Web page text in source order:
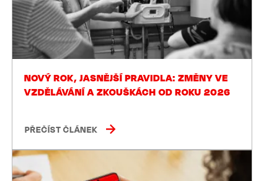
NOVÝ ROK, JASNĚJŠÍ PRAVIDLA: ZMĚNY VE
VZDĚLÁVÁNÍ A ZKOUŠKÁCH OD ROKU 2026
PŘEČÍST ČLÁNEK